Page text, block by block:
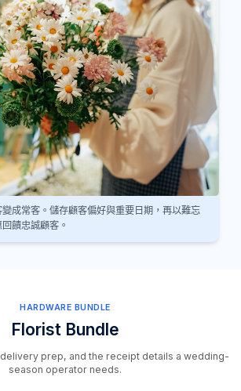
成常客。儲存顧客偏好與重要日期，再以難忘
饋忠誠顧客。
HARDWARE BUNDLE
Florist Bundle
prep, and the receipt details a wedding-
season operator needs.